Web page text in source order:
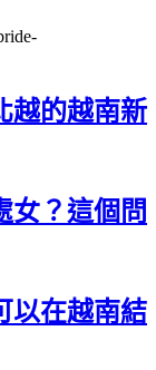
越的越南新
女？這個問
以在越南結